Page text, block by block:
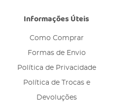
Informações Úteis
Como Comprar
Formas de Envio
Política de Privacidade
Política de Trocas e
Devoluções